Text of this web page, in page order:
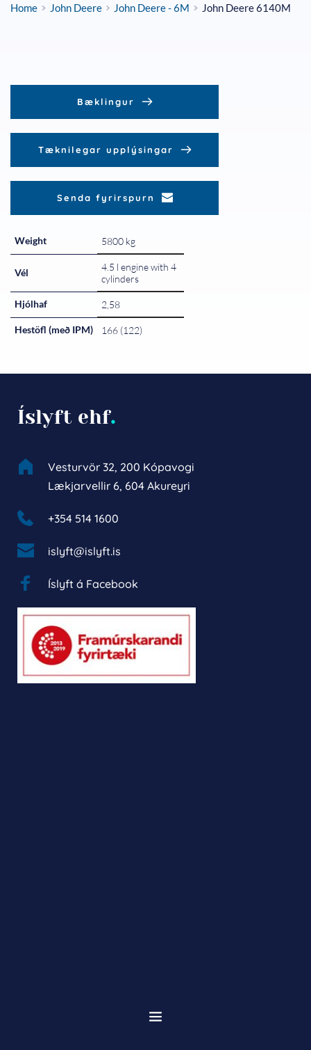
Home John Deere John Deere - 6M John Deere 6140M
Bæklingur
Tæknilegar upplýsingar
Senda fyrirspurn
Weight 5800 kg
Vél
4.5 l engine with 4
cylinders
Hjólhaf 2,58
Hestöfl (með IPM) 166 (122)
Íslyft ehf.
Vesturvör 32, 200 Kópavogi
Lækjarvellir 6, 604 Akureyri
+354 514 1600
islyft@islyft.is
Íslyft á Facebook